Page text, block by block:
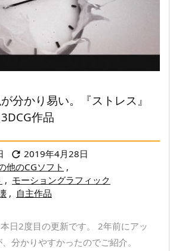
分かり易い。『ストレス』
作品
 2019年4月28日
他のCGソフト ,
, モーショングラフィック
, 自主作品
日2度目の更新です。 2年前にアッ
分かりやすかったのでご紹介。